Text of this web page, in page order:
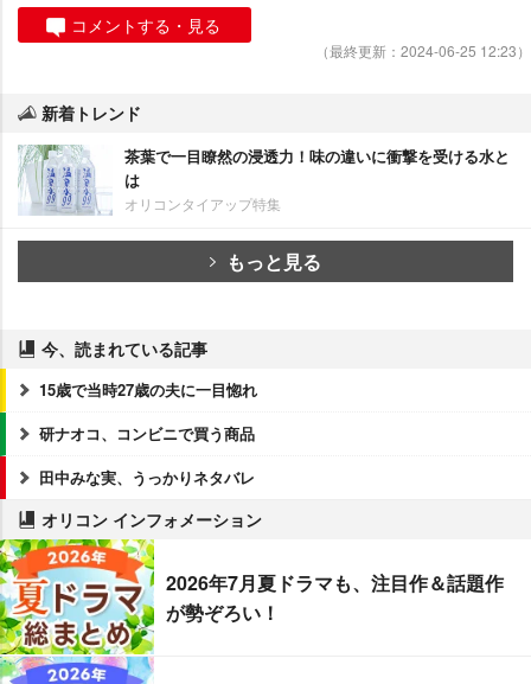
コメントする・見る
（最終更新：2024-06-25 12:23）
新着トレンド
茶葉で一目瞭然の浸透力！味の違いに衝撃を受ける水と
は
オリコンタイアップ特集
もっと見る
今、読まれている記事
15歳で当時27歳の夫に一目惚れ
研ナオコ、コンビニで買う商品
田中みな実、うっかりネタバレ
オリコン インフォメーション
2026年7月夏ドラマも、注目作＆話題作
が勢ぞろい！